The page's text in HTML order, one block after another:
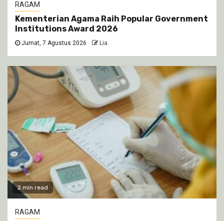
RAGAM
Kementerian Agama Raih Popular Government
Institutions Award 2026
Jumat, 7 Agustus 2026 Lia
2 min read
RAGAM